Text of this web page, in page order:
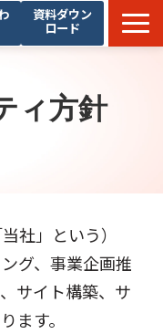
資料ダウン
ロード
ィ方針
社」という）
グ、事業企画推
サイト構築、サ
ます。